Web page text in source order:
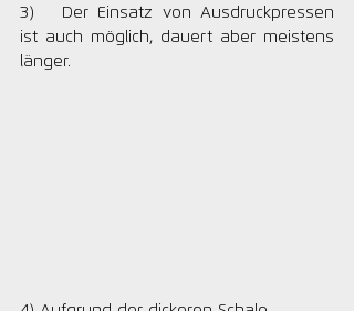
3)   Der Einsatz von Ausdruckpressen
ist auch möglich, dauert aber meistens
länger.